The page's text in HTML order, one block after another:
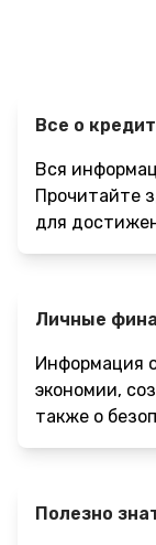
Все о
Вся
Прочитайте
для
Личные
Информация
экономии,
также о
Полезно